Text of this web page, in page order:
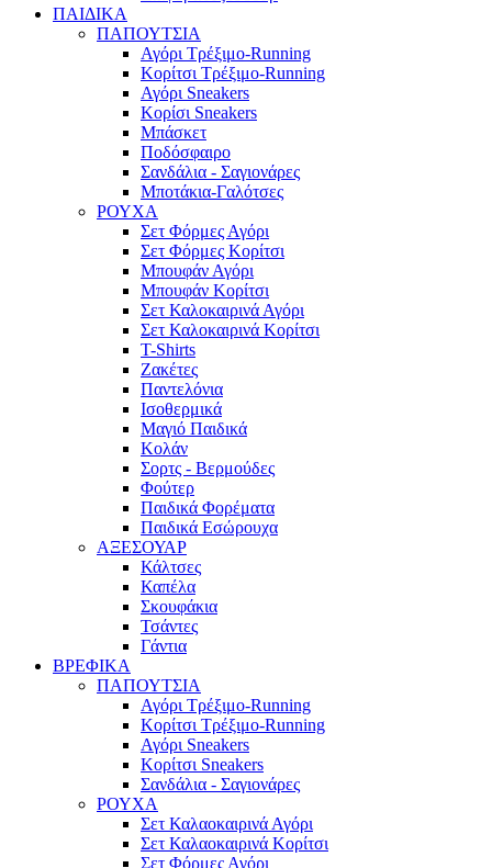
ΠΑΙΔΙΚΑ
ΠΑΠΟΥΤΣΙΑ
Αγόρι Τρέξιμο-Running
Κορίτσι Τρέξιμο-Running
Αγόρι Sneakers
Κορίσι Sneakers
Μπάσκετ
Ποδόσφαιρο
Σανδάλια - Σαγιονάρες
Μποτάκια-Γαλότσες
ΡΟΥΧΑ
Σετ Φόρμες Αγόρι
Σετ Φόρμες Κορίτσι
Μπουφάν Αγόρι
Μπουφάν Κορίτσι
Σετ Καλοκαιρινά Αγόρι
Σετ Καλοκαιρινά Κορίτσι
T-Shirts
Ζακέτες
Παντελόνια
Ισοθερμικά
Μαγιό Παιδικά
Κολάν
Σορτς - Βερμούδες
Φούτερ
Παιδικά Φορέματα
Παιδικά Εσώρουχα
ΑΞΕΣΟΥΑΡ
Κάλτσες
Καπέλα
Σκουφάκια
Τσάντες
Γάντια
ΒΡΕΦΙΚΑ
ΠΑΠΟΥΤΣΙΑ
Αγόρι Τρέξιμο-Running
Κορίτσι Τρέξιμο-Running
Αγόρι Sneakers
Κορίτσι Sneakers
Σανδάλια - Σαγιονάρες
ΡΟΥΧΑ
Σετ Καλαοκαιρινά Αγόρι
Σετ Καλαοκαιρινά Κορίτσι
Σετ Φόρμες Αγόρι